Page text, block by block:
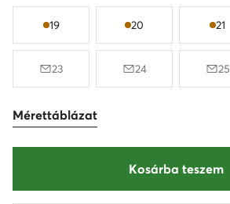
19 20 21
23 24 25
Mérettáblázat
Kosárba teszem